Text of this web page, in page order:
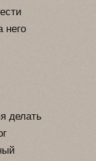
него
делать